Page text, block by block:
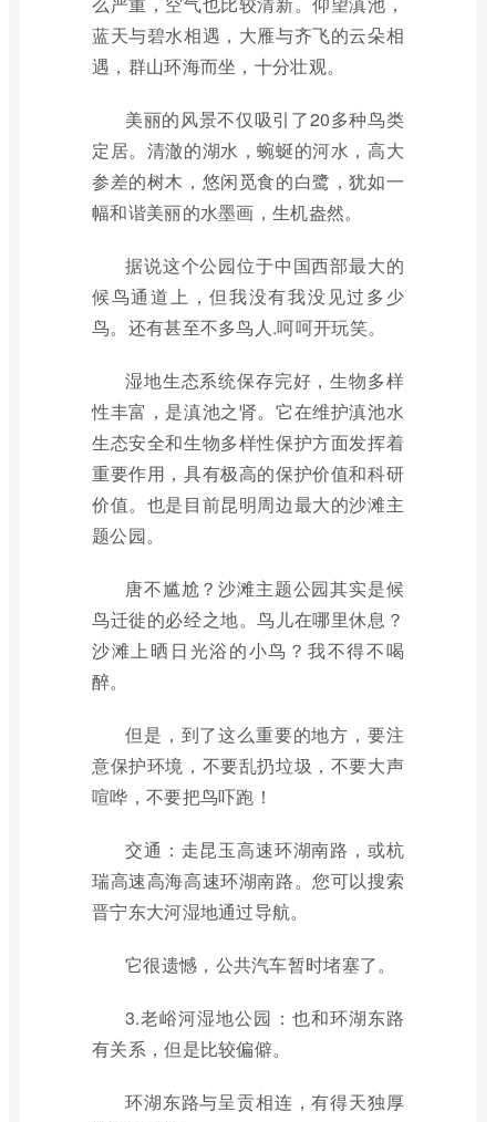
蓝天与碧水相遇，大雁与齐飞的云朵相
遇，群山环海而坐，十分壮观。
美丽的风景不仅吸引了20多种鸟类
定居。清澈的湖水，蜿蜒的河水，高大
参差的树木，悠闲觅食的白鹭，犹如一
幅和谐美丽的水墨画，生机盎然。
据说这个公园位于中国西部最大的
候鸟通道上，但我没有我没见过多少
鸟。还有甚至不多鸟人.呵呵开玩笑。
湿地生态系统保存完好，生物多样
性丰富，是滇池之肾。它在维护滇池水
生态安全和生物多样性保护方面发挥着
重要作用，具有极高的保护价值和科研
价值。也是目前昆明周边最大的沙滩主
题公园。
唐不尴尬？沙滩主题公园其实是候
鸟迁徙的必经之地。鸟儿在哪里休息？
沙滩上晒日光浴的小鸟？我不得不喝
醉。
但是，到了这么重要的地方，要注
意保护环境，不要乱扔垃圾，不要大声
喧哗，不要把鸟吓跑！
交通：走昆玉高速环湖南路，或杭
瑞高速高海高速环湖南路。您可以搜索
晋宁东大河湿地通过导航。
它很遗憾，公共汽车暂时堵塞了。
3.老峪河湿地公园：也和环湖东路
有关系，但是比较偏僻。
环湖东路与呈贡相连，有得天独厚